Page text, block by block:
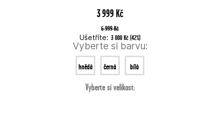
3 999 Kč
6 999 Kč
Ušetříte: 3 000 Kč (42%)
Vyberte si barvu:
hnědá černá bílá
Vyberte si velikost: